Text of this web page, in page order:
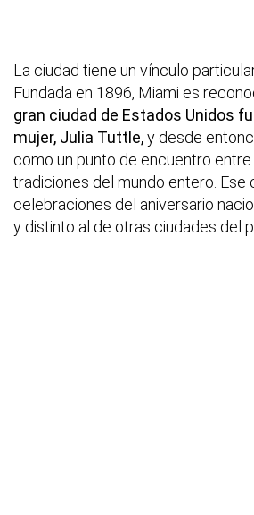
La ciudad tiene un vínculo
Fundada en 1896, Miami es
gran ciudad de Estados Unidos
mujer, Julia Tuttle,y desde
como un punto de encuentro
tradiciones del mundo entero. Ese
celebraciones del aniversario
y distinto al de otras ciudades del